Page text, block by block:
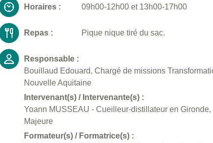
Horaires : 09h00-12h00 et 13h00-17h00
Repas : Pique nique tiré du sac.
Responsable :
Bouillaud Edouard, Chargé de missions
Nouvelle Aquitaine
Intervenant(s) / Intervenante(s) :
Yoann MUSSEAU - Cueilleur-distillateur en
Majeure
Formateur(s) / Formatrice(s) :